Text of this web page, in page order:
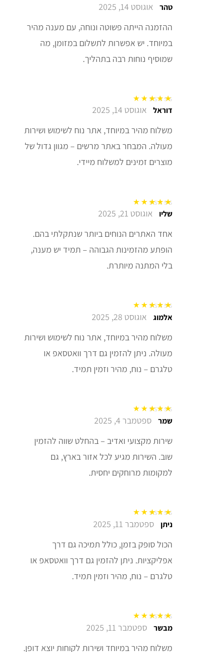
דורג5מתוך 5 טהר אוגוסט 14, 2025
ההזמנה הייתה פשוטה ונוחה, עם מענה מהיר
במיוחד. יש אפשרות לתשלום במזומן, מה
שמוסיף נוחות רבה בתהליך.
דורג5מתוך 5דוראל אוגוסט 14, 2025
משלוח מהיר במיוחד, אתר נוח לשימוש ושירות
מעולה. המבחר באתר מרשים – מגוון גדול של
מוצרים זמינים למשלוח מיידי.
דורג5מתוך 5 שליו אוגוסט 21, 2025
אחד האתרים הנוחים ביותר שנתקלתי בהם.
הופתע מהזמינות הגבוהה – תמיד יש מענה,
בלי המתנה מיותרת.
דורג5מתוך 5אלמוג אוגוסט 28, 2025
משלוח מהיר במיוחד, אתר נוח לשימוש ושירות
מעולה. ניתן להזמין גם דרך וואטסאפ או
טלגרם – נוח, מהיר וזמין תמיד.
דורג5מתוך 5 שמר ספטמבר 4, 2025
שירות מקצועי ואדיב – בהחלט שווה להזמין
שוב. השירות מגיע לכל אזור בארץ, גם
למקומות מרוחקים יחסית.
דורג5מתוך 5 ניתן ספטמבר 11, 2025
הכול סופק בזמן, כולל תמיכה גם דרך
אפליקציות. ניתן להזמין גם דרך וואטסאפ או
טלגרם – נוח, מהיר וזמין תמיד.
דורג5מתוך 5מבשר ספטמבר 11, 2025
משלוח מהיר במיוחד ושירות לקוחות יוצא דופן.